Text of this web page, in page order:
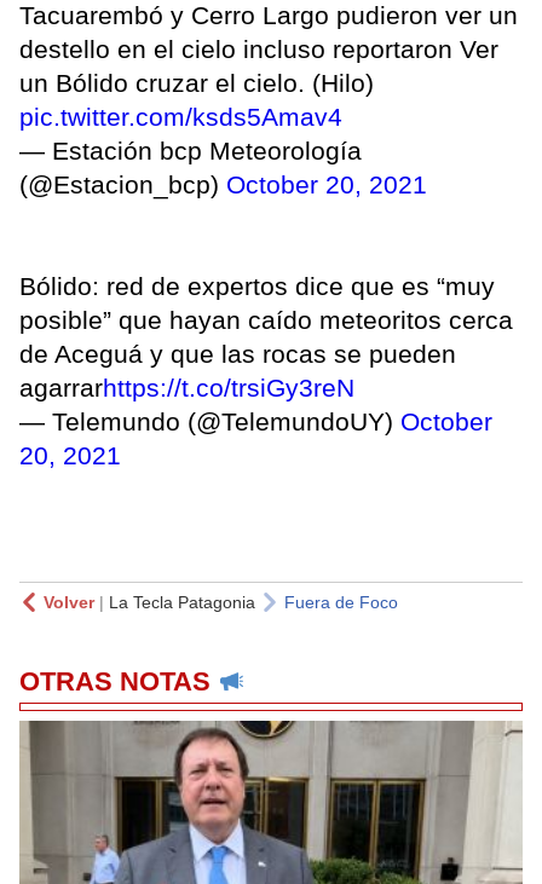
Tacuarembó y Cerro Largo pudieron ver un
destello en el cielo incluso reportaron Ver
un Bólido cruzar el cielo. (Hilo)
pic.twitter.com/ksds5Amav4
— Estación bcp Meteorología
(@Estacion_bcp) October 20, 2021
Bólido: red de expertos dice que es “muy
posible” que hayan caído meteoritos cerca
de Aceguá y que las rocas se pueden
agarrarhttps://t.co/trsiGy3reN
— Telemundo (@TelemundoUY) October
20, 2021
Volver| La Tecla Patagonia Fuera de Foco
OTRAS NOTAS